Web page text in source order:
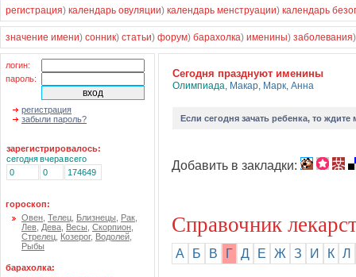
регистрация) календарь овуляции) календарь менструации) календарь
значение имени) сонник) статьи) форум) барахолка) именины) заболевания
логин:
пароль:
регистрация
забыли пароль?
зарегистрировалось:
сегоднявчеравсего
0
0 174649
гороскоп:
Овен Телец Близнецы Рак
Лев Дева Весы Скорпион
Стрелец Козерог, Водолей
Рыбы
барахолка:
Cегодня празднуют именины
Олимпиада, Макар, Марк, Анна
Если сегодня зачать ребенка, то
Добавить в закладки:
Справочник
А Б В Г Д Е Ж З И К Л